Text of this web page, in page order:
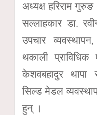
अध्यक्ष हरिराम गुरुङ
सल्लाहकार डा.
उपचार
थकाली
केशवबहादुर थापा
सिल्ड मेडल
हुन् ।